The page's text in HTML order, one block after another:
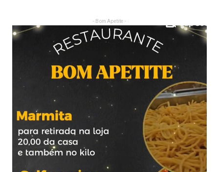
- Bom Apetite -